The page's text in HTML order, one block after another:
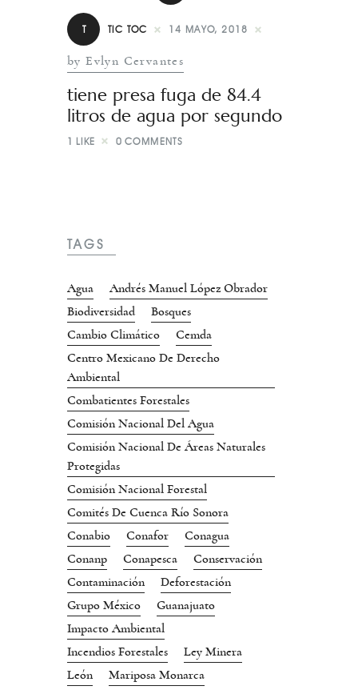
T TIC TOC 14 MAYO, 2018
by Evlyn Cervantes
tiene presa fuga de 84.4
litros de agua por segundo
1 LIKE 0 COMMENTS
TAGS
Agua
Andrés Manuel López Obrador
Biodiversidad
Bosques
Cambio Climático
Cemda
Centro Mexicano De Derecho
Ambiental
Combatientes Forestales
Comisión Nacional Del Agua
Comisión Nacional De Áreas Naturales
Protegidas
Comisión Nacional Forestal
Comités De Cuenca Río Sonora
Conabio
Conafor
Conagua
Conanp
Conapesca
Conservación
Contaminación
Deforestación
Grupo México
Guanajuato
Impacto Ambiental
Incendios Forestales
Ley Minera
León
Mariposa Monarca